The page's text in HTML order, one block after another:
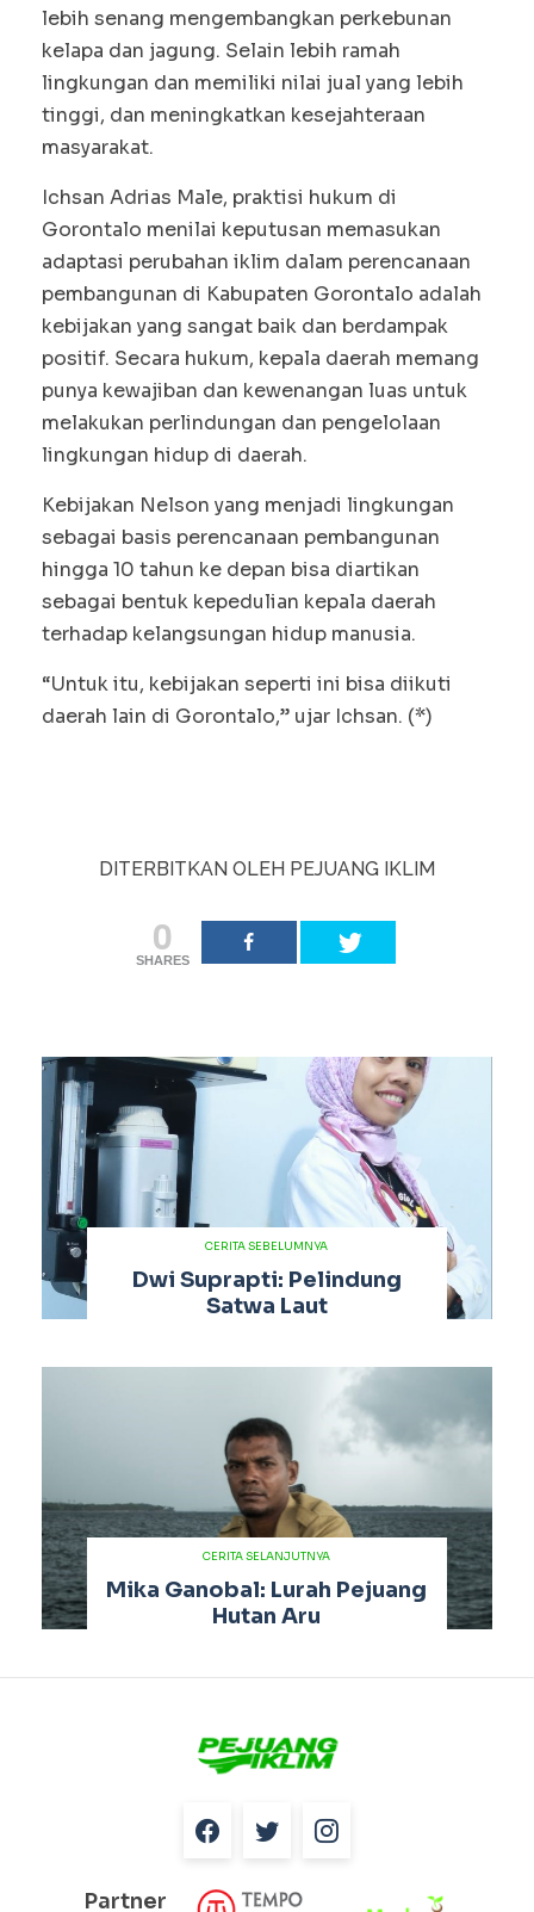
lebih senang mengembangkan perkebunan
kelapa dan jagung. Selain lebih ramah
lingkungan dan memiliki nilai jual yang lebih
tinggi, dan meningkatkan kesejahteraan
masyarakat.
Ichsan Adrias Male, praktisi hukum di
Gorontalo menilai keputusan memasukan
adaptasi perubahan iklim dalam perencanaan
pembangunan di Kabupaten Gorontalo adalah
kebijakan yang sangat baik dan berdampak
positif. Secara hukum, kepala daerah memang
punya kewajiban dan kewenangan luas untuk
melakukan perlindungan dan pengelolaan
lingkungan hidup di daerah.
Kebijakan Nelson yang menjadi lingkungan
sebagai basis perencanaan pembangunan
hingga 10 tahun ke depan bisa diartikan
sebagai bentuk kepedulian kepala daerah
terhadap kelangsungan hidup manusia.
“Untuk itu, kebijakan seperti ini bisa diikuti
daerah lain di Gorontalo,” ujar Ichsan. (*)
DITERBITKAN OLEH PEJUANG IKLIM
0
SHARES
CERITA SEBELUMNYA
Dwi Suprapti: Pelindung
Satwa Laut
CERITA SELANJUTNYA
Mika Ganobal: Lurah Pejuang
Hutan Aru
Partner